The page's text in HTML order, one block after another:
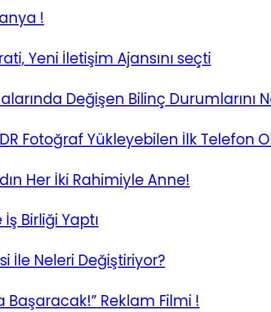
!
İletişim Ajansını seçti
Değişen Bilinç Durumlarını
Yükleyebilen İlk Telefon Oldu
İki Rahimiyle Anne!
Yaptı
Değiştiriyor?
Reklam Filmi !